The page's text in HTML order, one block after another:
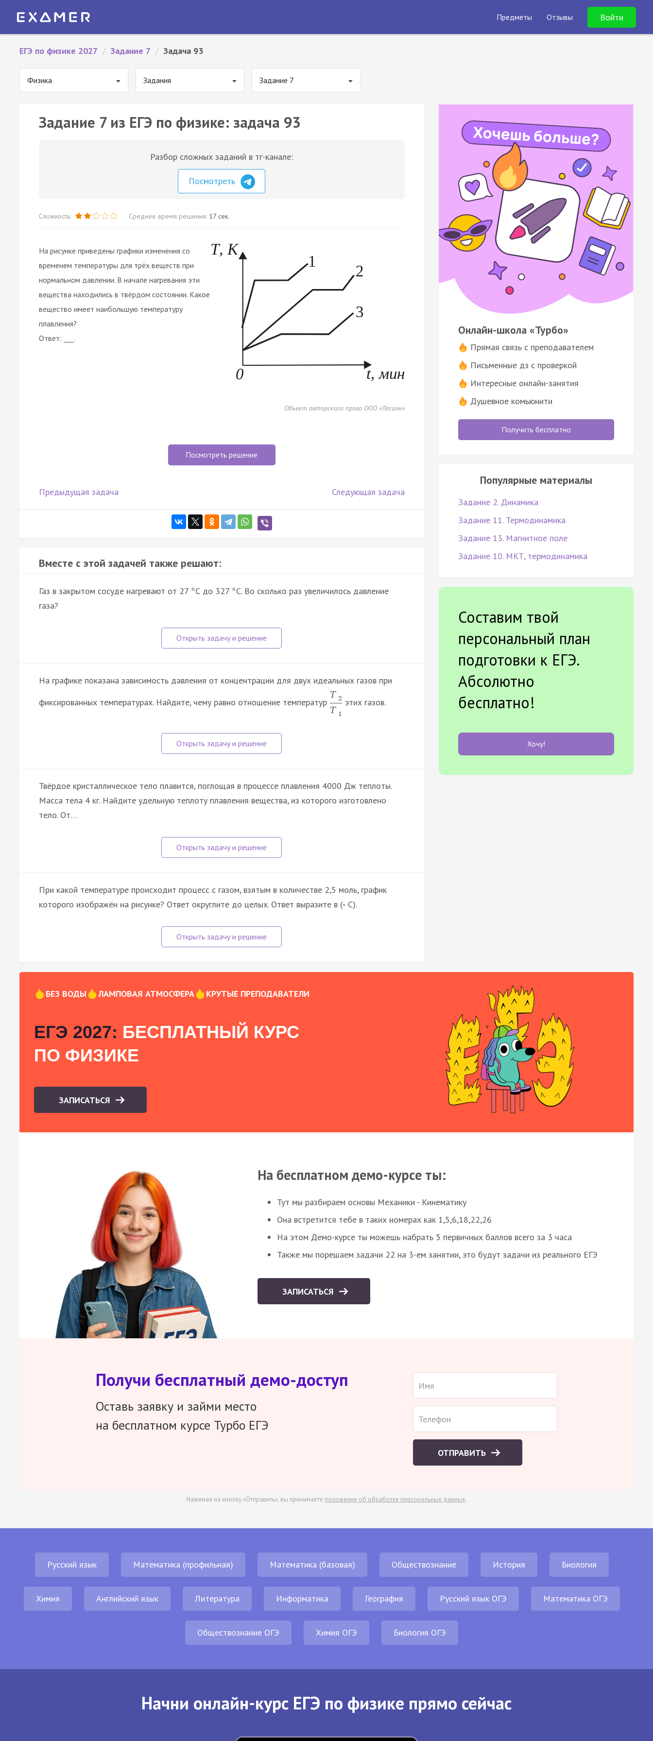
Предметы Отзывы Войти
ЕГЭ по физике 2027 / Задание 7 / Задача 93
Физика Задания Задание 7
Задание 7 из ЕГЭ по физике: задача 93
Разбор сложных заданий в тг-канале:
Посмотреть
Сложность: Среднее время решения: 17 сек.
На рисунке приведены графики изменения со
временем температуры для трёх веществ при
нормальном давлении. В начале нагревания эти
вещества находились в твёрдом состоянии. Какое
вещество имеет наибольшую температуру
плавления?
Ответ: ___.
Объект авторского права ООО «Легион»
Посмотреть решение
Предыдущая задача Следующая задача
Вместе с этой задачей также решают:
Газ в закрытом сосуде нагревают от 27 °С до 327 °С. Во сколько раз увеличилось давление
газа?
На графике показана зависимость давления от концентрации для двух идеальных газов при
фиксированных температурах. Найдите, чему равно отношение температур
T 2
T 1
этих газов.
Твёрдое кристаллическое тело плавится, поглощая в процессе плавления 4000 Дж теплоты.
Масса тела 4 кг. Найдите удельную теплоту плавления вещества, из которого изготовлено
тело. От…
При какой температуре происходит процесс с газом, взятым в количестве 2,5 моль, график
которого изображён на рисунке? Ответ округлите до целых. Ответ выразите в (◦ C).
Онлайн-школа «Турбо»
Прямая связь с преподавателем
Письменные дз с проверкой
Интересные онлайн-занятия
Душевное комьюнити
Получить бесплатно
Популярные материалы
Задание 2. Динамика
Задание 11. Термодинамика
Задание 13. Магнитное поле
Задание 10. МКТ, термодинамика
Составим твой
персональный план
подготовки к ЕГЭ.
Абсолютно
бесплатно!
Хочу!
БЕЗ ВОДЫ ЛАМПОВАЯ АТМОСФЕРА КРУТЫЕ ПРЕПОДАВАТЕЛИ
ЕГЭ 2027: БЕСПЛАТНЫЙ КУРС
ПО ФИЗИКЕ
ЗАПИСАТЬСЯ
На бесплатном демо-курсе ты:
Тут мы разбираем основы Механики - Кинематику
Она встретится тебе в таких номерах как 1,5,6,18,22,26
На этом Демо-курсе ты можешь набрать 5 первичных баллов всего за 3 часа
Также мы порешаем задачи 22 на 3-ем занятии, это будут задачи из реального ЕГЭ
ЗАПИСАТЬСЯ
Получи бесплатный демо-доступ
Оставь заявку и займи место
на бесплатном курсе Турбо ЕГЭ
ОТПРАВИТЬ
Нажимая на кнопку «Отправить», вы принимаете положение об обработке персональных данных.
Русский язык Математика (профильная) Математика (базовая) Обществознание История Биология
Химия Английский язык Литература Информатика География Русский язык ОГЭ Математика ОГЭ
Обществознание ОГЭ Химия ОГЭ Биология ОГЭ
Начни онлайн-курс ЕГЭ по физике прямо сейчас